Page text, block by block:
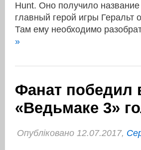
Hunt. Оно получило
главный герой игры Геральт
Там ему необходимо
»
Фанат победил
«Ведьмаке 3»
Опубліковано 12.07.2017,